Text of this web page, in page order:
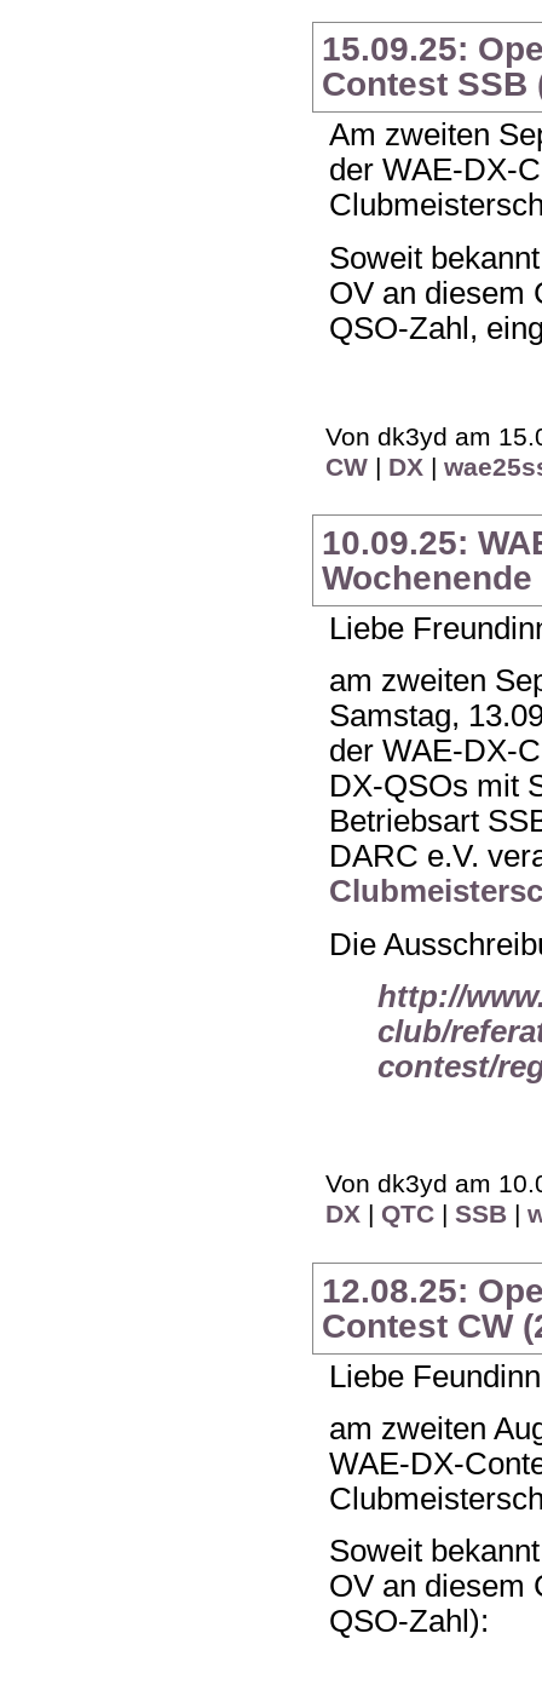
15.09.25:
Contest SSB
Am zweiten
der WAE-DX-
Soweit
OV an diesem
QSO-Zahl,
Von dk3yd am
CW | DX |
10.09.25:
Liebe
am zweiten
Samstag,
der WAE-DX-
DX-QSOs mit
Betriebsart
DARC e.V.
Die
http://
club/
contest/
Von dk3yd am
DX | QTC |SSB |
12.08.25:
Contest CW
Liebe
am zweiten
WAE-DX-
Soweit
OV an diesem
QSO-Zahl):